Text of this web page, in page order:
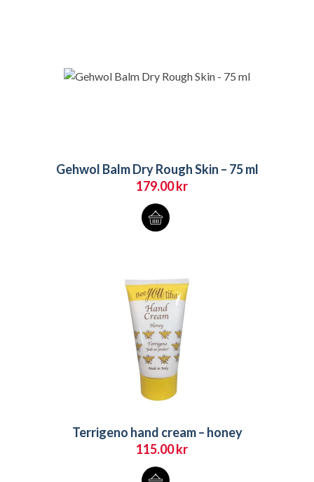
Gehwol Balm Dry Rough Skin – 75 ml
179.00kr
Terrigeno hand cream – honey
115.00kr